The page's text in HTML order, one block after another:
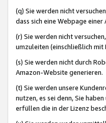
(q) Sie werden nicht
dass sich eine Webpage
(r) Sie werden nicht
umzuleiten (einschließlich
(s) Sie werden nicht durch
Amazon-Website generieren.
(t) Sie werden unsere
nutzen, es sei denn, Sie
erfüllen die in der Lizenz